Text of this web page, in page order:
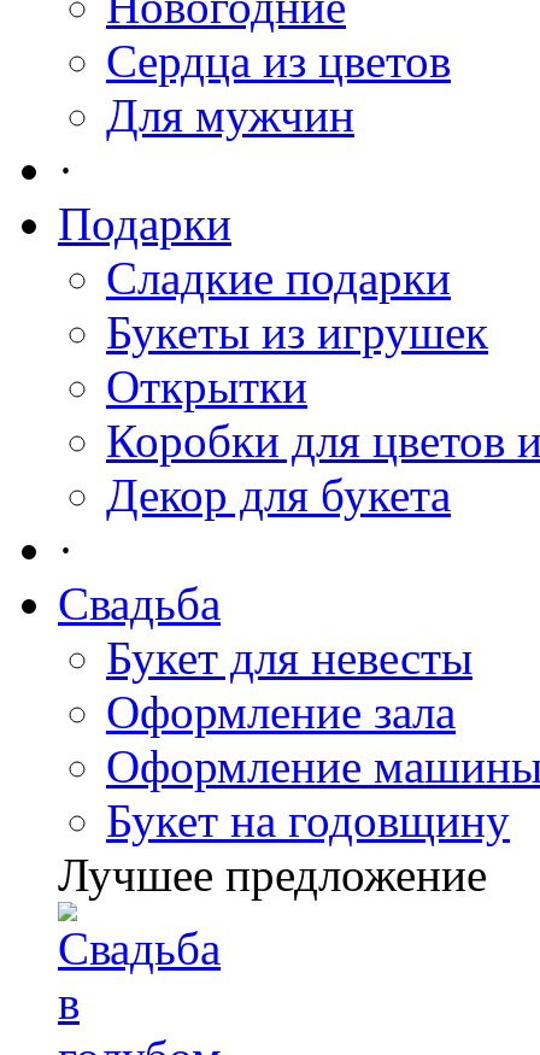
Сердца из цветов
Для мужчин
·
Подарки
Сладкие подарки
Букеты из игрушек
Открытки
Коробки для цветов
Декор для букета
·
Свадьба
Букет для невесты
Оформление зала
Оформление
Букет на годовщину
Лучшее предложение